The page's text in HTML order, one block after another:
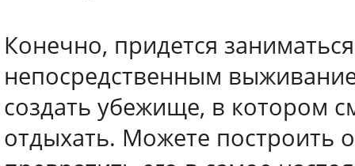
Конечно, придется
непосредственным
создать убежище, в котором
отдыхать. Можете